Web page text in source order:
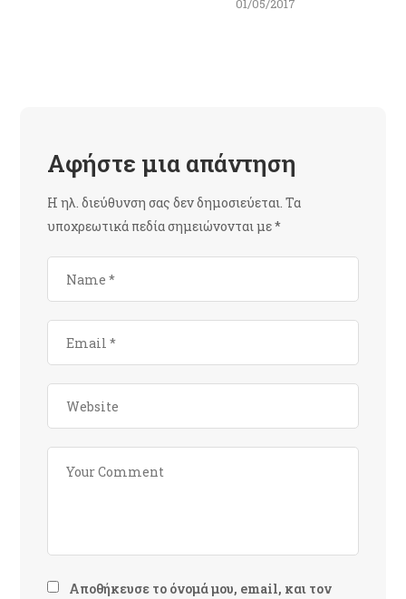
01/05/2017
Αφήστε μια απάντηση
Η ηλ. διεύθυνση σας δεν δημοσιεύεται. Τα
υποχρεωτικά πεδία σημειώνονται με*
Αποθήκευσε το όνομά μου, email, και τον